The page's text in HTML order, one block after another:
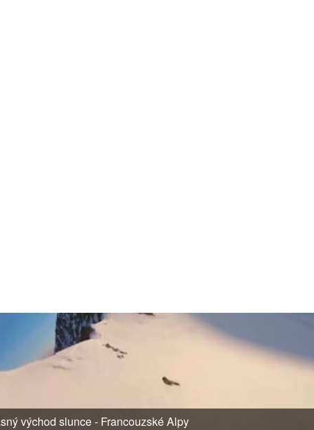
východ slunce - Francouzské Alpy